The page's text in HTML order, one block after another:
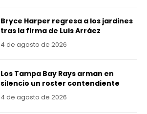
Bryce Harper regresa a los jardines
tras la firma de Luis Arráez
4 de agosto de 2026
Los Tampa Bay Rays arman en
silencio un roster contendiente
4 de agosto de 2026